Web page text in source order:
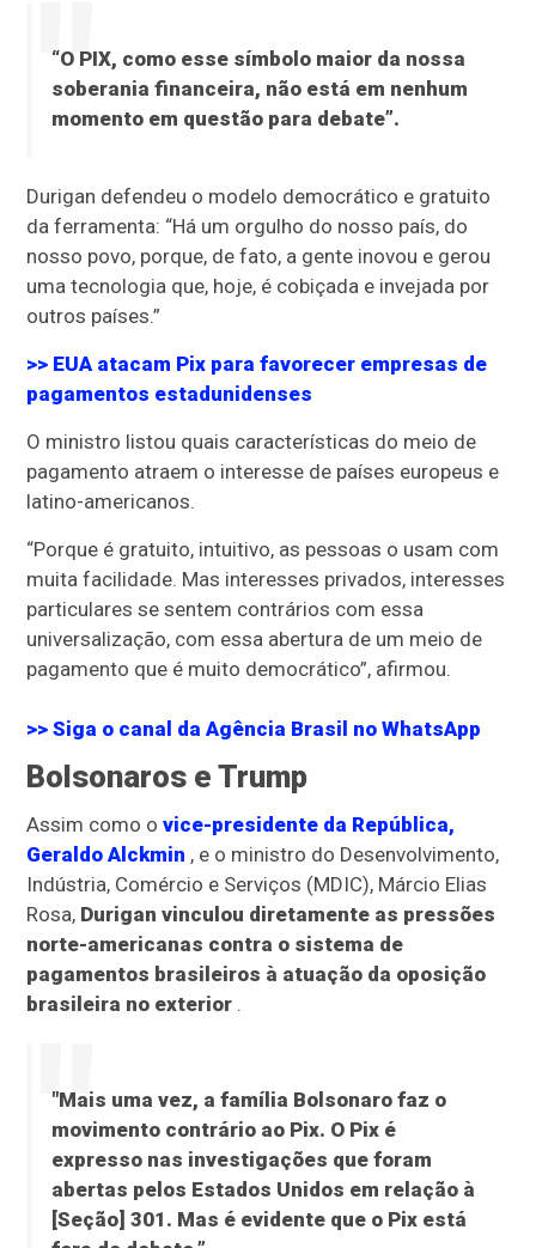
“O PIX, como esse símbolo maior da nossa
soberania financeira, não está em nenhum
momento em questão para debate”.
Durigan defendeu o modelo democrático e gratuito
da ferramenta: “Há um orgulho do nosso país, do
nosso povo, porque, de fato, a gente inovou e gerou
uma tecnologia que, hoje, é cobiçada e invejada por
outros países.”
>> EUA atacam Pix para favorecer empresas de
pagamentos estadunidenses
O ministro listou quais características do meio de
pagamento atraem o interesse de países europeus e
latino-americanos.
“Porque é gratuito, intuitivo, as pessoas o usam com
muita facilidade. Mas interesses privados, interesses
particulares se sentem contrários com essa
universalização, com essa abertura de um meio de
pagamento que é muito democrático”, afirmou.
>> Siga o canal daAgência Brasil no WhatsApp
Bolsonaros e Trump
Assim como ovice-presidente da República,
Geraldo Alckmin , e o ministro do Desenvolvimento,
Indústria, Comércio e Serviços (MDIC), Márcio Elias
Rosa, Durigan vinculou diretamente as pressões
norte-americanas contra o sistema de
pagamentos brasileiros à atuação da oposição
brasileira no exterior .
"Mais uma vez, a família Bolsonaro faz o
movimento contrário ao Pix. O Pix é
expresso nas investigações que foram
abertas pelos Estados Unidos em relação à
[Seção] 301. Mas é evidente que o Pix está